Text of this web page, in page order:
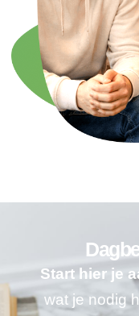
Start hier je
wat je nodig